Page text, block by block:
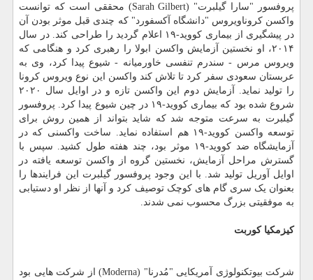
پروفسور "سارا گیلبرت" (Sarah Gilbert) محققی است که توانست
واکسن کروناویروس "دانشگاه آکسفورد" که چندی قبل موثر بودن آن
در پیشگیری از بیماری کووید-۱۹ اعلام گردید را طراحی کند. در سال
۲۰۱۴، او نخستین آزمایش واکسن ابولا را رهبری کرد و هنگامی که
ویروس مرس - سندرم تنفسی خاورمیانه - شیوع پیدا کرد، وی به
عربستان سعودی سفر کرد تا تلاش کند واکسن این نوع ویروس کرونا
را تولید نماید. آزمایش دوم این واکسن تازه و در اوایل سال ۲۰۲۰
شروع شده بود که بیماری کووید-۱۹ در چین شیوع پیدا کرد. پروفسور
گیلبرت به سرعت متوجه شد که شاید بتواند از همین روش برای
توسعه واکسن کووید-۱۹ هم استفاده نماید. ساخت واکسنی که در
آزمایشگاه ضد کووید-۱۹ موثر بود، چند هفته طول کشید. سپس با
گسترش مراحل آزمایش، نخستین گروه از واکسن توسعه یافته در
اوایل آوریل تولید شد. با این وجود پروفسور گیلبرت این فرایندها را
بعنوان یک سری گام های کوچک توصیف کرد و آنها از نظر او دستیابی
به موفقیتی بزرگ محسوب نمی شدند.
کیزمکیا کوربت
شرکت بیوتکنولوژی آمریکایی "مُدرنا" (Moderna) از شرکت هایی بود